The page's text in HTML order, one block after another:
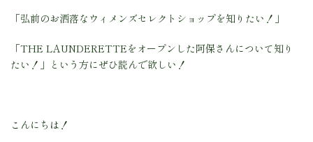
「弘前のお洒落なウィメンズセレクトショップを知りたい！」
「THE LAUNDERETTEをオープンした阿保さんについて知り
たい！」という方にぜひ読んで欲しい！
こんにちは！